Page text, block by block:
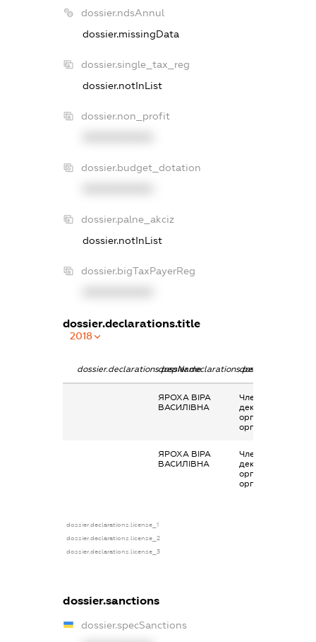
dossier.ndsAnnul
dossier.missingData
dossier.single_tax_reg
dossier.notInList
dossier.non_profit
dossier.budget_dotation
dossier.palne_akciz
dossier.notInList
dossier.bigTaxPayerReg
dossier.declarations.title
2018
dossier.declarations.pepNamedossier.declarations.personName
ЯРОХА ВІРА
ВАСИЛІВНА
Членство суб’єкта
декларування в
організаціях та їх
органах
ЯРОХА ВІРА
ВАСИЛІВНА
Членство суб’єкта
декларування в
організаціях та їх
органах
dossier.declarations.license_1
dossier.declarations.license_2
dossier.declarations.license_3
dossier.sanctions
dossier.specSanctions